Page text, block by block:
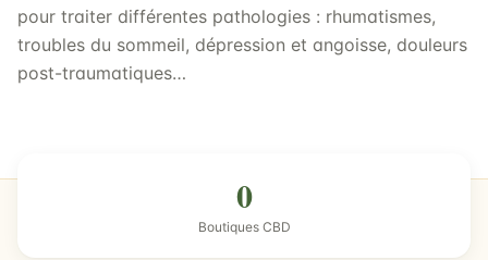
pour traiter différentes pathologies : rhumatismes,
troubles du sommeil, dépression et angoisse, douleurs
post-traumatiques…
0
Boutiques CBD